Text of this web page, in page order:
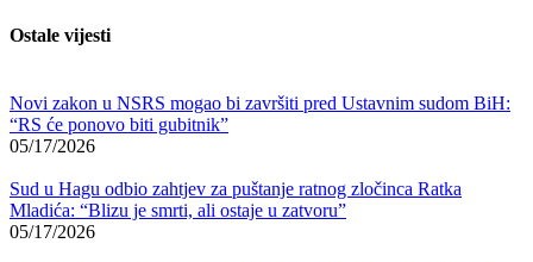
Ostale vijesti
Novi zakon u NSRS mogao bi završiti pred Ustavnim sudom BiH:
“RS će ponovo biti gubitnik”
05/17/2026
Sud u Hagu odbio zahtjev za puštanje ratnog zločinca Ratka
Mladića: “Blizu je smrti, ali ostaje u zatvoru”
05/17/2026